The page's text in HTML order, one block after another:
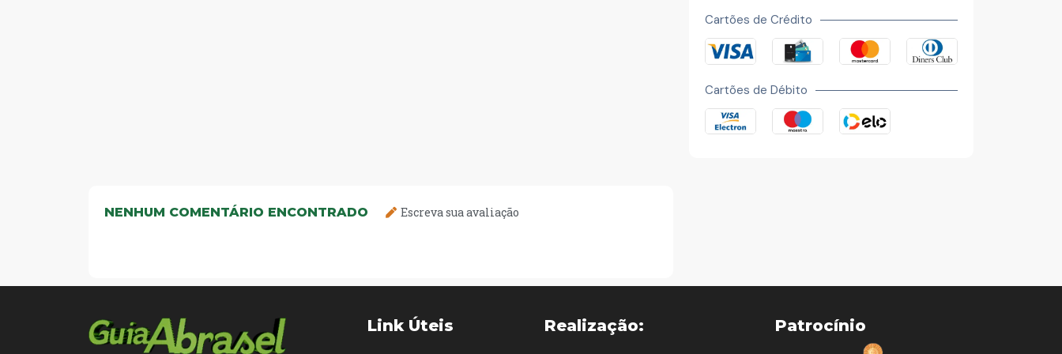
Cartões de Crédito
Cartões de Débito
NENHUM COMENTÁRIO ENCONTRADO Escreva sua avaliação
Link Úteis Realização: Patrocínio